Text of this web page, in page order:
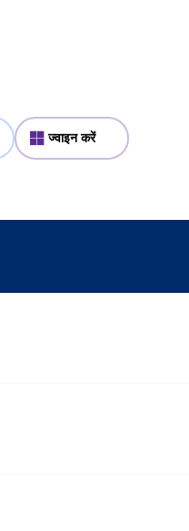
ज्वाइन करें